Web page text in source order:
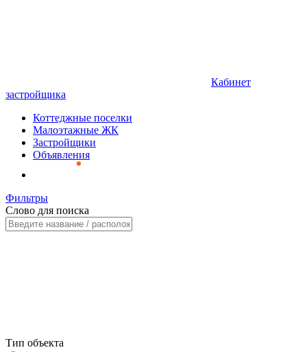
Кабинет
застройщика
Коттеджные поселки
Малоэтажные ЖК
Застройщики
Объявления
Фильтры
Слово для поиска
Тип объекта